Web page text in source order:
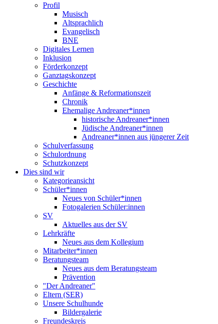
Profil
Musisch
Altsprachlich
Evangelisch
BNE
Digitales Lernen
Inklusion
Förderkonzept
Ganztagskonzept
Geschichte
Anfänge & Reformationszeit
Chronik
Ehemalige Andreaner*innen
historische Andreaner*innen
Jüdische Andreaner*innen
Andreaner*innen aus jüngerer Zeit
Schulverfassung
Schulordnung
Schutzkonzept
Dies sind wir
Kategorieansicht
Schüler*innen
Neues von Schüler*innen
Fotogalerien Schüler:innen
SV
Aktuelles aus der SV
Lehrkräfte
Neues aus dem Kollegium
Mitarbeiter*innen
Beratungsteam
Neues aus dem Beratungsteam
Prävention
"Der Andreaner"
Eltern (SER)
Unsere Schulhunde
Bildergalerie
Freundeskreis